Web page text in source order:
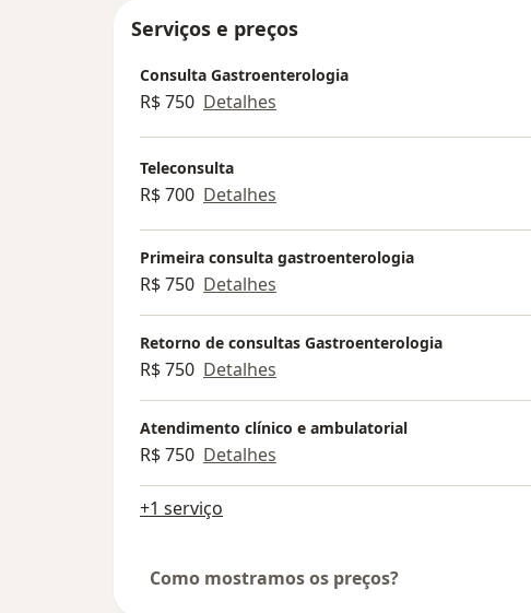
Serviços e preços
Consulta Gastroenterologia
R$ 750 Detalhes
Teleconsulta
R$ 700 Detalhes
Primeira consulta gastroenterologia
R$ 750 Detalhes
Retorno de consultas Gastroenterologia
R$ 750 Detalhes
Atendimento clínico e ambulatorial
R$ 750 Detalhes
+1 serviço
Como mostramos os preços?